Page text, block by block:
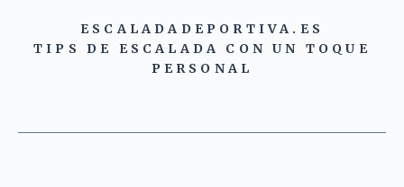
ESCALADADEPORTIVA.ES
TIPS DE ESCALADA CON UN TOQUE
PERSONAL